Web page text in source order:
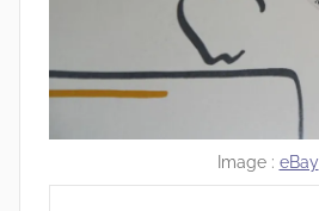
Image : eBay